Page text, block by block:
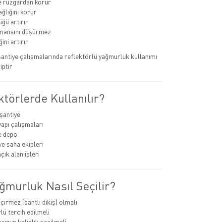
rüzgardan korur
korur
artırır
düşürmez
artırır
çalışmalarında reflektörlü yağmurluk kullanımı
Kullanılır?
çalışmaları
depo
saha ekipleri
alan işleri
Nasıl Seçilir?
(bantlı dikiş) olmalı
tercih edilmeli